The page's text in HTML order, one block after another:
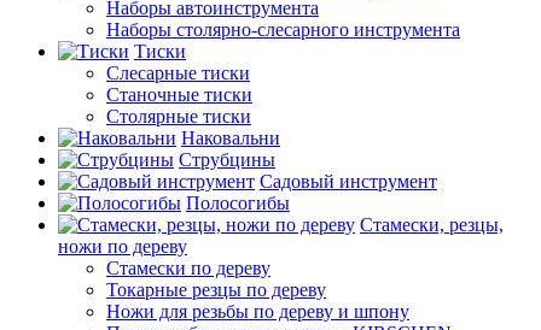
Наборы автоинструмента
Наборы столярно-слесарного инструмента
Тиски
Слесарные тиски
Станочные тиски
Столярные тиски
Наковальни
Струбцины
Садовый инструмент
Полосогибы
Стамески, резцы,
ножи по дереву
Стамески по дереву
Токарные резцы по дереву
Ножи для резьбы по дереву и шпону